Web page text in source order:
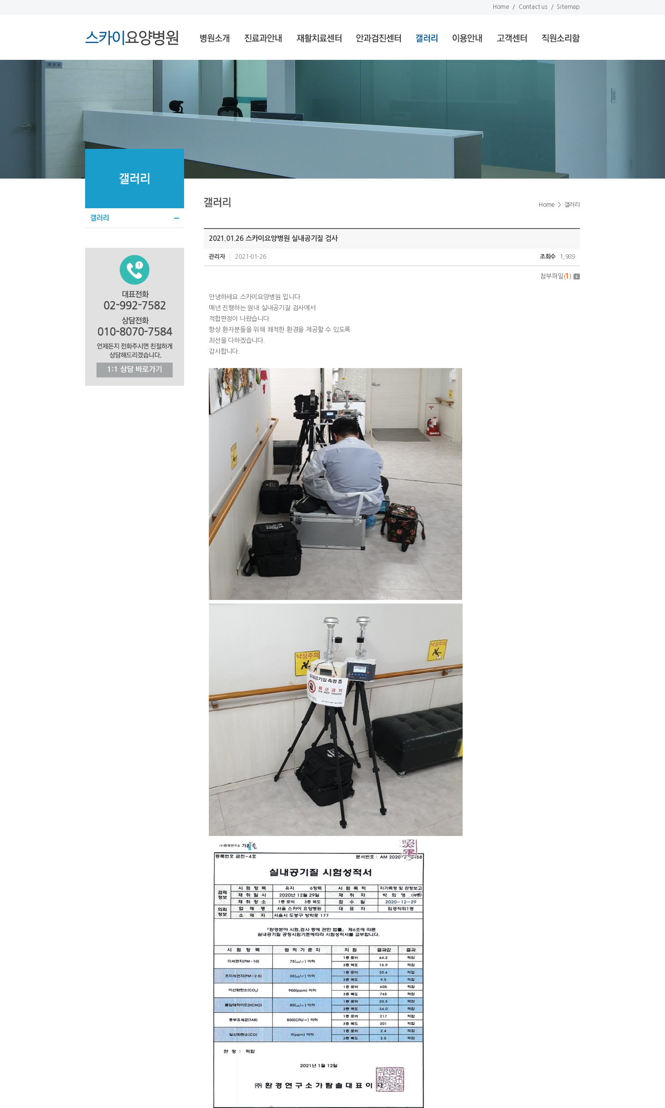
Home / Contact us / Sitemap
Home > 갤러리
2021.01.26 스카이요양병원 실내공기질 검사
관리자 2021-01-26 조회수 1,989
첨부파일 (1 )
안녕하세요 스카이요양병원 입니다.
매년 진행하는 원내 실내공기질 검사에서
적합판정이 나왔습니다.
항상 환자분들을 위해 쾌적한 환경을 제공할 수 있도록
최선을 다하겠습니다.
감사합니다.